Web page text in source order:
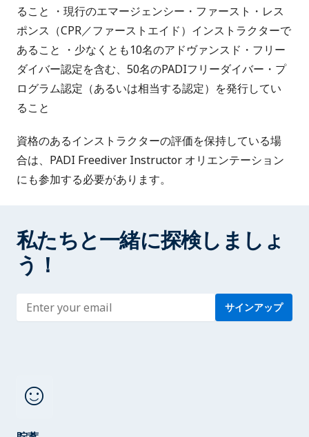
ること ・現行のエマージェンシー・ファースト・レス
ポンス（CPR／ファーストエイド）インストラクターで
あること ・少なくとも10名のアドヴァンスド・フリー
ダイバー認定を含む、50名のPADIフリーダイバー・プ
ログラム認定（あるいは相当する認定）を発行してい
ること
資格のあるインストラクターの評価を保持している場
合は、PADI Freediver Instructor オリエンテーション
にも参加する必要があります。
私たちと一緒に探検しましょ
う！
Enter address サインアップ
sentiment_satisfied